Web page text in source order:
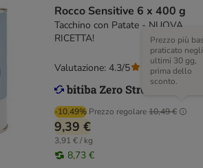
Rocco Sensitive 6 x 400 g
Tacchino con Patate - NUOVA
RICETTA!
-10.49% Prezzo regolare10,49 €
Prezzo più
praticato negli
ultimi 30 gg,
prima dello
sconto.
9,39 €
3,91 € / kg
8,73 €
Valutazione: 4.3/5 (56